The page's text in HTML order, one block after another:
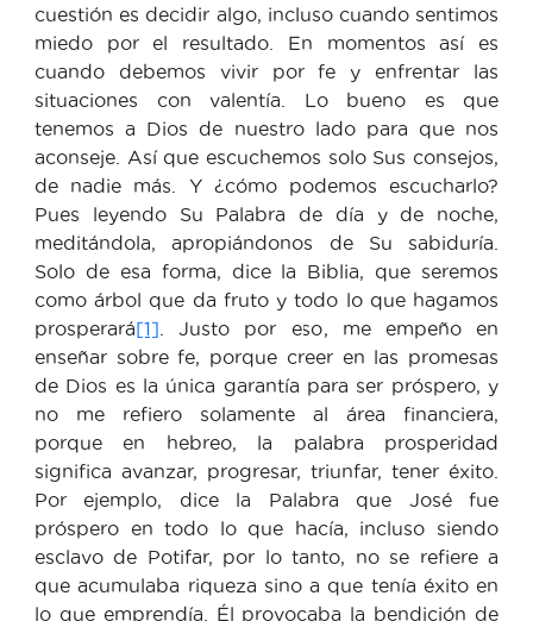
cuestión es decidir algo, incluso cuando sentimos
miedo por el resultado. En momentos así es
cuando debemos vivir por fe y enfrentar las
situaciones con valentía. Lo bueno es que
tenemos a Dios de nuestro lado para que nos
aconseje. Así que escuchemos solo Sus consejos,
de nadie más. Y ¿cómo podemos escucharlo?
Pues leyendo Su Palabra de día y de noche,
meditándola, apropiándonos de Su sabiduría.
Solo de esa forma, dice la Biblia, que seremos
como árbol que da fruto y todo lo que hagamos
prosperará[1] . Justo por eso, me empeño en
enseñar sobre fe, porque creer en las promesas
de Dios es la única garantía para ser próspero, y
no me refiero solamente al área financiera,
porque en hebreo, la palabra prosperidad
significa avanzar, progresar, triunfar, tener éxito.
Por ejemplo, dice la Palabra que José fue
próspero en todo lo que hacía, incluso siendo
esclavo de Potifar, por lo tanto, no se refiere a
que acumulaba riqueza sino a que tenía éxito en
lo que emprendía. Él provocaba la bendición de